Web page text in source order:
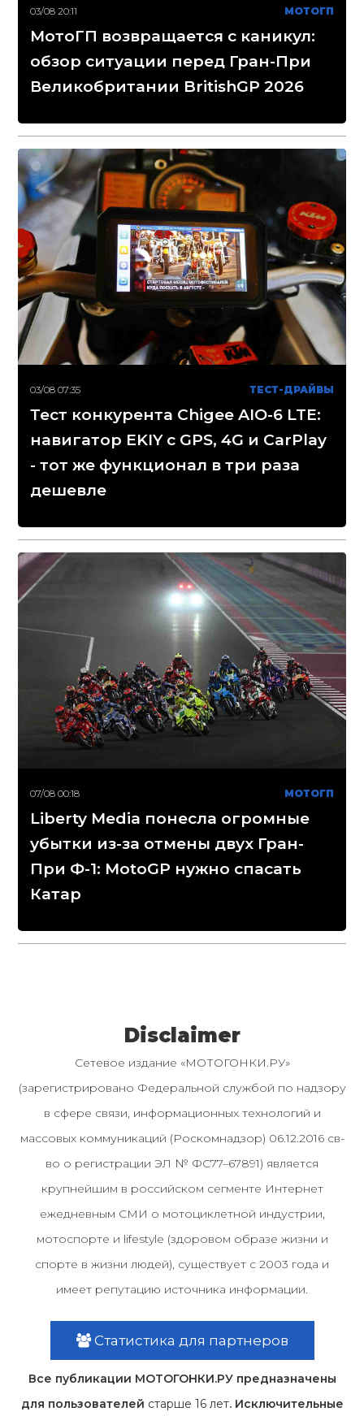
03/08 20:11 МОТОГП
МотоГП возвращается с каникул:
обзор ситуации перед Гран-При
Великобритании BritishGP 2026
03/08 07:35 ТЕСТ-ДРАЙВЫ
Тест конкурента Chigee AIO-6 LTE:
навигатор EKIY с GPS, 4G и CarPlay
- тот же функционал в три раза
дешевле
07/08 00:18 МОТОГП
Liberty Media понесла огромные
убытки из-за отмены двух Гран-
При Ф-1: MotoGP нужно спасать
Катар
Disclaimer
Сетевое издание «МОТОГОНКИ.РУ»
(зарегистрировано Федеральной службой по надзору
в сфере связи, информационных технологий и
массовых коммуникаций (Роскомнадзор) 06.12.2016 св-
во о регистрации ЭЛ № ФС77–67891) является
крупнейшим в российском сегменте Интернет
ежедневным СМИ о мотоциклетной индустрии,
мотоспорте и lifestyle (здоровом образе жизни и
спорте в жизни людей), существует с 2003 года и
имеет репутацию источника информации.
Статистика для партнеров
Все публикации МОТОГОНКИ.РУ предназначены
для пользователей старше 16 лет. Исключительные